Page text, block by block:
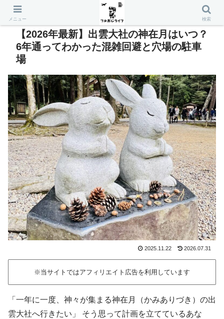
【2026年最新】出雲大社の神在月はいつ？
6年通ってわかった混雑回避と穴場の駐車
場
2025.11.22 2026.07.31
※当サイトではアフィリエイト広告を利用しています
「一年に一度、神々が集まる神在月（かみありづき）の出
雲大社へ行きたい」 そう思って計画を立てているあな
メニュー 検索